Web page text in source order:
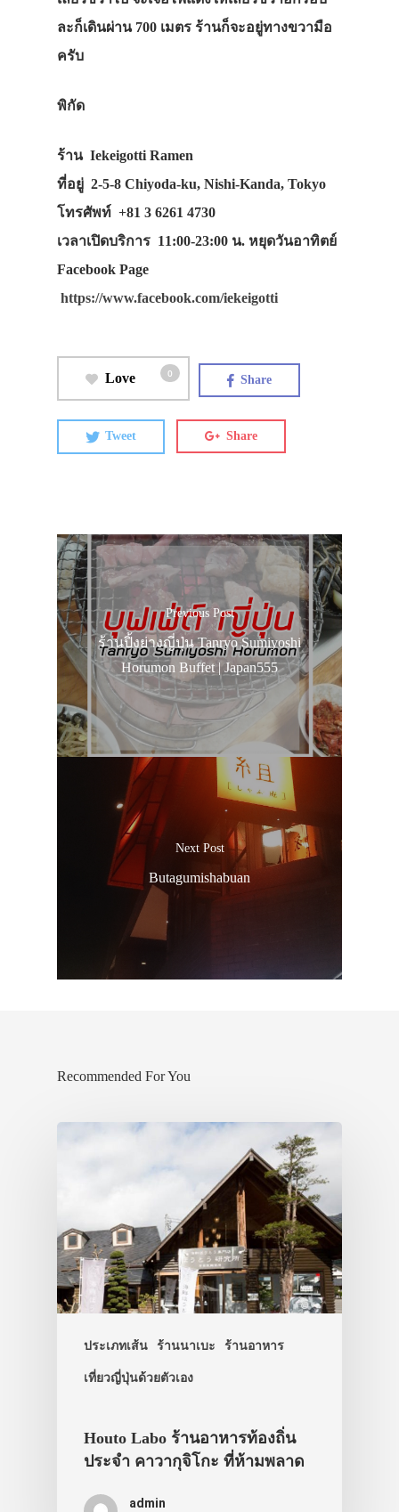
ละก็เดินผ่าน 700 เมตร ร้านก็จะอยู่ทางขวามือ
ครับ
พิกัด
ร้านIekeigotti Ramen
ที่อยู่ 2-5-8 Chiyoda-ku, Nishi-Kanda, Tokyo
โทรศัพท์ +81 3 6261 4730
เวลาเปิดบริการ 11:00-23:00 น. หยุดวันอาทิตย์
Facebook Page
https://www.facebook.com/iekeigotti
Love 0 Share
Tweet Share
Previous Post
ร้านปิ้งย่างญี่ปุ่น Tanryo Sumiyoshi
Horumon Buffet | Japan555
Next Post
Butagumishabuan
Recommended For You
ประเภทเส้น ร้านนาเบะ ร้านอาหาร
เที่ยวญี่ปุ่นด้วยตัวเอง
Houto Labo ร้านอาหารท้องถิ่น
ประจำ คาวากุจิโกะ ที่ห้ามพลาด
admin
เที่ยวญี่ปุ่นด้ว
เอง